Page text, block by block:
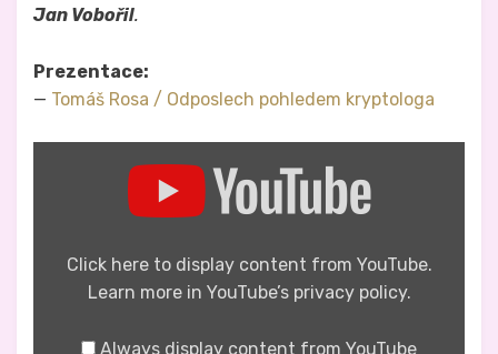
Jan Vobořil.
Prezentace:
— Tomáš Rosa / Odposlech pohledem kryptologa
Pandořina
skříňka?"
YouTube
Click here to display content from YouTube.
Learn more in YouTube’s privacy policy.
Always display content from YouTube